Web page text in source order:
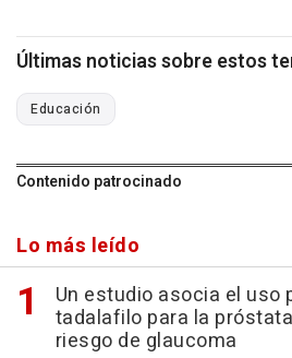
Últimas noticias sobre estos
Educación
Contenido patrocinado
Lo más leído
Un estudio asocia el uso
tadalafilo para la
riesgo de glaucoma